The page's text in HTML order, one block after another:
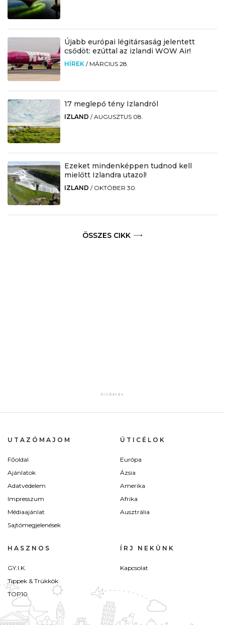
Újabb európai légitársaság jelentett
csődöt: ezúttal az izlandi WOW Air!
HÍREK / MÁRCIUS 28.
17 meglepő tény Izlandról
IZLAND /AUGUSZTUS 08.
Ezeket mindenképpen tudnod kell
mielőtt Izlandra utazol!
IZLAND / OKTÓBER 30.
ÖSSZES CIKK
UTAZÓMAJOM
Főoldal
Ajánlatok
Adatvédelem
Impresszum
Médiaajánlat
Sajtómegjelenések
ÚTICÉLOK
Európa
Ázsia
Amerika
Afrika
Ausztrália
HASZNOS
GY.I.K.
Tippek & Trükkök
TOP10
ÍRJ NEKÜNK
Kapcsolat